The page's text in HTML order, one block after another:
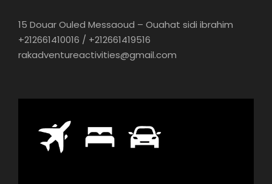
15 Douar Ouled Messaoud – Ouahat sidi ibrahim
+212661410016 / +212661419516
rakadventureactivities@gmail.com